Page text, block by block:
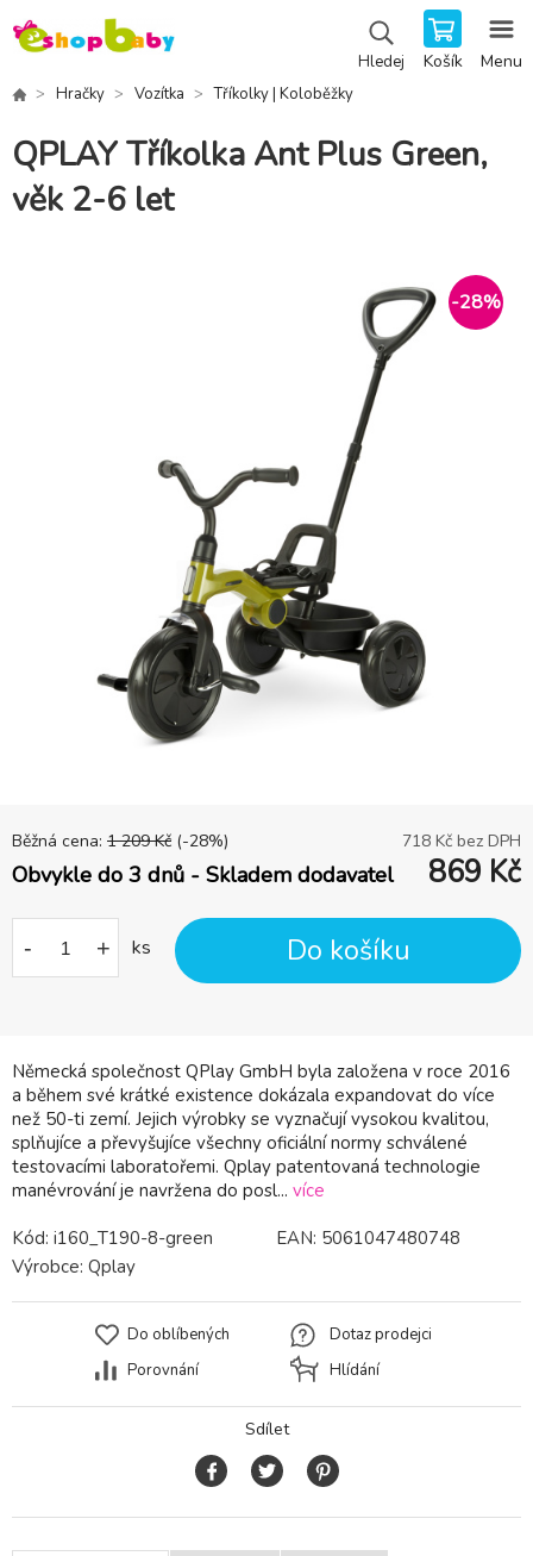
Hledej Košík Menu
Hračky Vozítka Tříkolky | Koloběžky
QPLAY Tříkolka Ant Plus Green,
věk 2-6 let
-28%
Německá společnost QPlay GmbH byla založena v roce 2016
a během své krátké existence dokázala expandovat do více
než 50-ti zemí. Jejich výrobky se vyznačují vysokou kvalitou,
splňujíce a převyšujíce všechny oficiální normy schválené
testovacími laboratořemi. Qplay patentovaná technologie
manévrování je navržena do posl... více
Běžná cena: 1 209 Kč (-28%) 718 Kč bez DPH
Obvykle do 3 dnů - Skladem dodavatel 869 Kč
- + ks Do košíku
Kód: i160_T190-8-green EAN: 5061047480748
Výrobce: Qplay
Do oblíbených
Porovnání
Dotaz prodejci
Hlídání
Sdílet